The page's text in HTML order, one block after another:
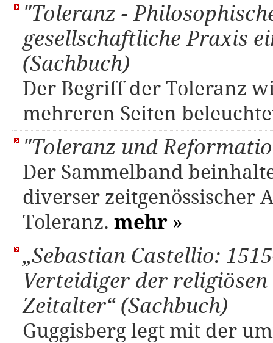
"Toleranz -
gesellschaftliche Praxis
(Sachbuch)
Der Begriff der Toleranz
mehreren Seiten
"Toleranz und
Der Sammelband
diverser zeitgenössischer
Toleranz. mehr »
„Sebastian Castellio:
Verteidiger der
Zeitalter“ (Sachbuch)
Guggisberg legt mit der